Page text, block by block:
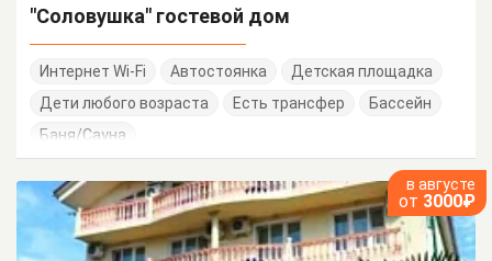
"Соловушка" гостевой дом
Интернет Wi-Fi Автостоянка
Детская площадка
Дети любого возраста
Есть трансфер
Бассейн
Баня/Сауна
в августе
от 3000₽